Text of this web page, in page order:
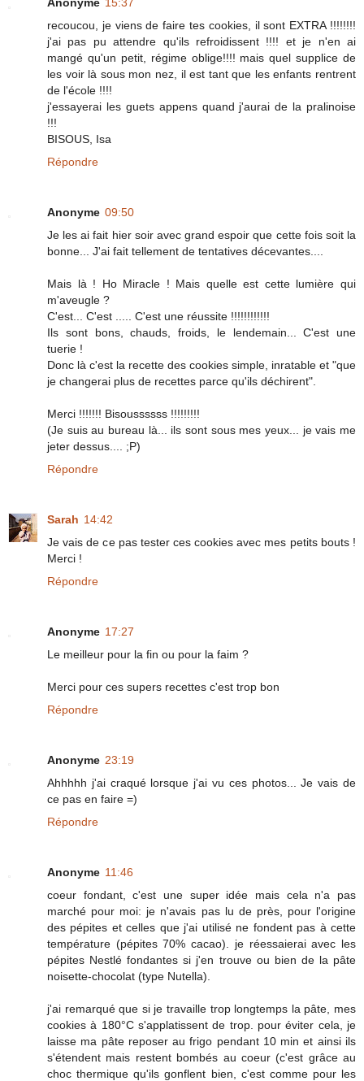
recoucou, je viens de faire tes cookies, il sont EXTRA !!!!!!!!
j'ai pas pu attendre qu'ils refroidissent !!!! et je n'en ai
mangé qu'un petit, régime oblige!!!! mais quel supplice de
les voir là sous mon nez, il est tant que les enfants rentrent
de l'école !!!!
j'essayerai les guets appens quand j'aurai de la pralinoise
!!!
BISOUS, Isa
Répondre
Anonyme 09:50
Je les ai fait hier soir avec grand espoir que cette fois soit la
bonne... J'ai fait tellement de tentatives décevantes....
Mais là ! Ho Miracle ! Mais quelle est cette lumière qui
m'aveugle ?
C'est... C'est ..... C'est une réussite !!!!!!!!!!!!
Ils sont bons, chauds, froids, le lendemain... C'est une
tuerie !
Donc là c'est la recette des cookies simple, inratable et "que
je changerai plus de recettes parce qu'ils déchirent".
Merci !!!!!!! Bisoussssss !!!!!!!!!
(Je suis au bureau là... ils sont sous mes yeux... je vais me
jeter dessus.... ;P)
Répondre
Sarah 14:42
Je vais de ce pas tester ces cookies avec mes petits bouts !
Merci !
Répondre
Anonyme 17:27
Le meilleur pour la fin ou pour la faim ?
Merci pour ces supers recettes c'est trop bon
Répondre
Anonyme 23:19
Ahhhhh j'ai craqué lorsque j'ai vu ces photos... Je vais de
ce pas en faire =)
Répondre
Anonyme 11:46
coeur fondant, c'est une super idée mais cela n'a pas
marché pour moi: je n'avais pas lu de près, pour l'origine
des pépites et celles que j'ai utilisé ne fondent pas à cette
température (pépites 70% cacao). je réessaierai avec les
pépites Nestlé fondantes si j'en trouve ou bien de la pâte
noisette-chocolat (type Nutella).
j'ai remarqué que si je travaille trop longtemps la pâte, mes
cookies à 180°C s'applatissent de trop. pour éviter cela, je
laisse ma pâte reposer au frigo pendant 10 min et ainsi ils
s'étendent mais restent bombés au coeur (c'est grâce au
choc thermique qu'ils gonflent bien, c'est comme pour les